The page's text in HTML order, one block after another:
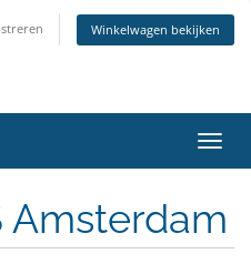
Winkelwagen bekijken
in-/
Amsterdam